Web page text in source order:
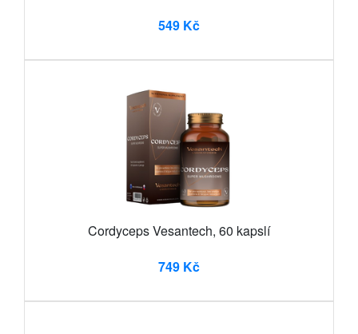
549 Kč
Cordyceps Vesantech, 60 kapslí
749 Kč